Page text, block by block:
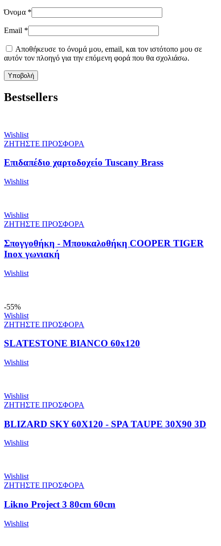
Όνομα *
Email *
Αποθήκευσε το όνομά μου, email, και τον ιστότοπο μου σε
αυτόν τον πλοηγό για την επόμενη φορά που θα σχολιάσω.
Bestsellers
Wishlist
ΖΗΤΗΣΤΕ ΠΡΟΣΦΟΡΑ
Επιδαπέδιο χαρτοδοχείο Tuscany Brass
Wishlist
Wishlist
ΖΗΤΗΣΤΕ ΠΡΟΣΦΟΡΑ
Σπογγοθήκη - Μπουκαλοθήκη COOPER TIGER
Inox γωνιακή
Wishlist
-55%
Wishlist
ΖΗΤΗΣΤΕ ΠΡΟΣΦΟΡΑ
SLATESTONE BIANCO 60x120
Wishlist
Wishlist
ΖΗΤΗΣΤΕ ΠΡΟΣΦΟΡΑ
BLIZARD SKY 60X120 - SPA TAUPE 30X90 3D
Wishlist
Wishlist
ΖΗΤΗΣΤΕ ΠΡΟΣΦΟΡΑ
Likno Project 3 80cm 60cm
Wishlist